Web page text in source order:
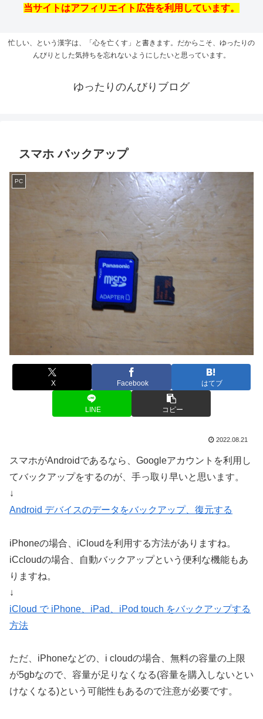
当サイトはアフィリエイト広告を利用しています。
忙しい、という漢字は、「心を亡くす」と書きます。だからこそ、ゆったりの
んびりとした気持ちを忘れないようにしたいと思っています。
ゆったりのんびりブログ
スマホ バックアップ
PC
X Facebook はてブ
LINE コピー
2022.08.21
スマホがAndroidであるなら、Googleアカウントを利用し
てバックアップをするのが、手っ取り早いと思います。
↓
Android デバイスのデータをバックアップ、復元する
iPhoneの場合、iCloudを利用する方法がありますね。
iCcloudの場合、自動バックアップという便利な機能もあ
りますね。
↓
iCloud で iPhone、iPad、iPod touch をバックアップする
方法
ただ、iPhoneなどの、i cloudの場合、無料の容量の上限
が5gbなので、容量が足りなくなる(容量を購入しないとい
けなくなる)という可能性もあるので注意が必要です。